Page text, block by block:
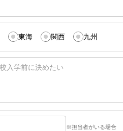
東海 関西 九州
※担当者がいる場合